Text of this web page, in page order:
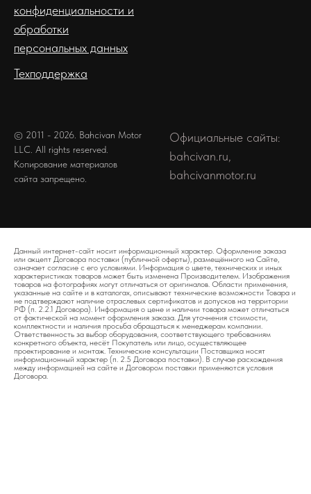
конфиденциальности и
обработки
персональных данных
Техподдержка
© 2011 - 2026. Bahcivan Motor
LLC. All rights reserved.
Копирование материалов
сайта запрещено.
Официальные сайты:
bahcivan.ru,
bahcivanmotor.ru
Данный интернет-сайт носит информационный характер. Оформление заказа
или акцепт Договора поставки (публичной оферты), размещённого на Сайте,
означает согласие с его условиями. Информация о цвете, технических и иных
характеристиках товаров может быть изменена Производителем. Изображения
товаров на фотографиях могут отличаться от оригиналов. Области применения,
указанные на сайте и в каталогах, описывают технические возможности Товара и
не подтверждают наличие отраслевых сертификатов и допусков на территории
РФ (п. 2.2.1 Договора). Информация о цене и наличии товара может отличаться
от фактической на момент оформления заказа. Для уточнения стоимости,
комплектности и наличия просьба обращаться к менеджерам компании.
Ответственность за выбор оборудования, соответствующего требованиям
конкретного объекта, несёт Покупатель или лицо, осуществляющее
проектирование и монтаж. Технические консультации Поставщика носят
информационный характер (п. 2.5 Договора поставки). В случае расхождения
между информацией на сайте и Договором поставки применяются условия
Договора.